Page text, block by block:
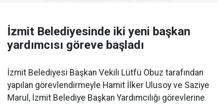
İzmit Belediyesinde iki yeni başkan
yardımcısı göreve başladı
İzmit Belediyesi Başkan Vekili Lütfü Obuz tarafından
yapılan görevlendirmeyle Hamit İlker Ulusoy ve Saziye
Marul, İzmit Belediye Başkan Yardımcılığı görevlerine